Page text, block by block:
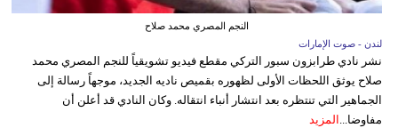
النجم المصري محمد صلاح
لندن - صوت الإمارات
نشر نادي طرابزون سبور التركي مقطع فيديو تشويقياً للنجم المصري محمد
صلاح يوثق اللحظات الأولى لظهوره بقميص ناديه الجديد، موجهاً رسالة إلى
الجماهير التي تنتظره بعد انتشار أنباء انتقاله. وكان النادي قد أعلن أن
مفاوضا... المزيد